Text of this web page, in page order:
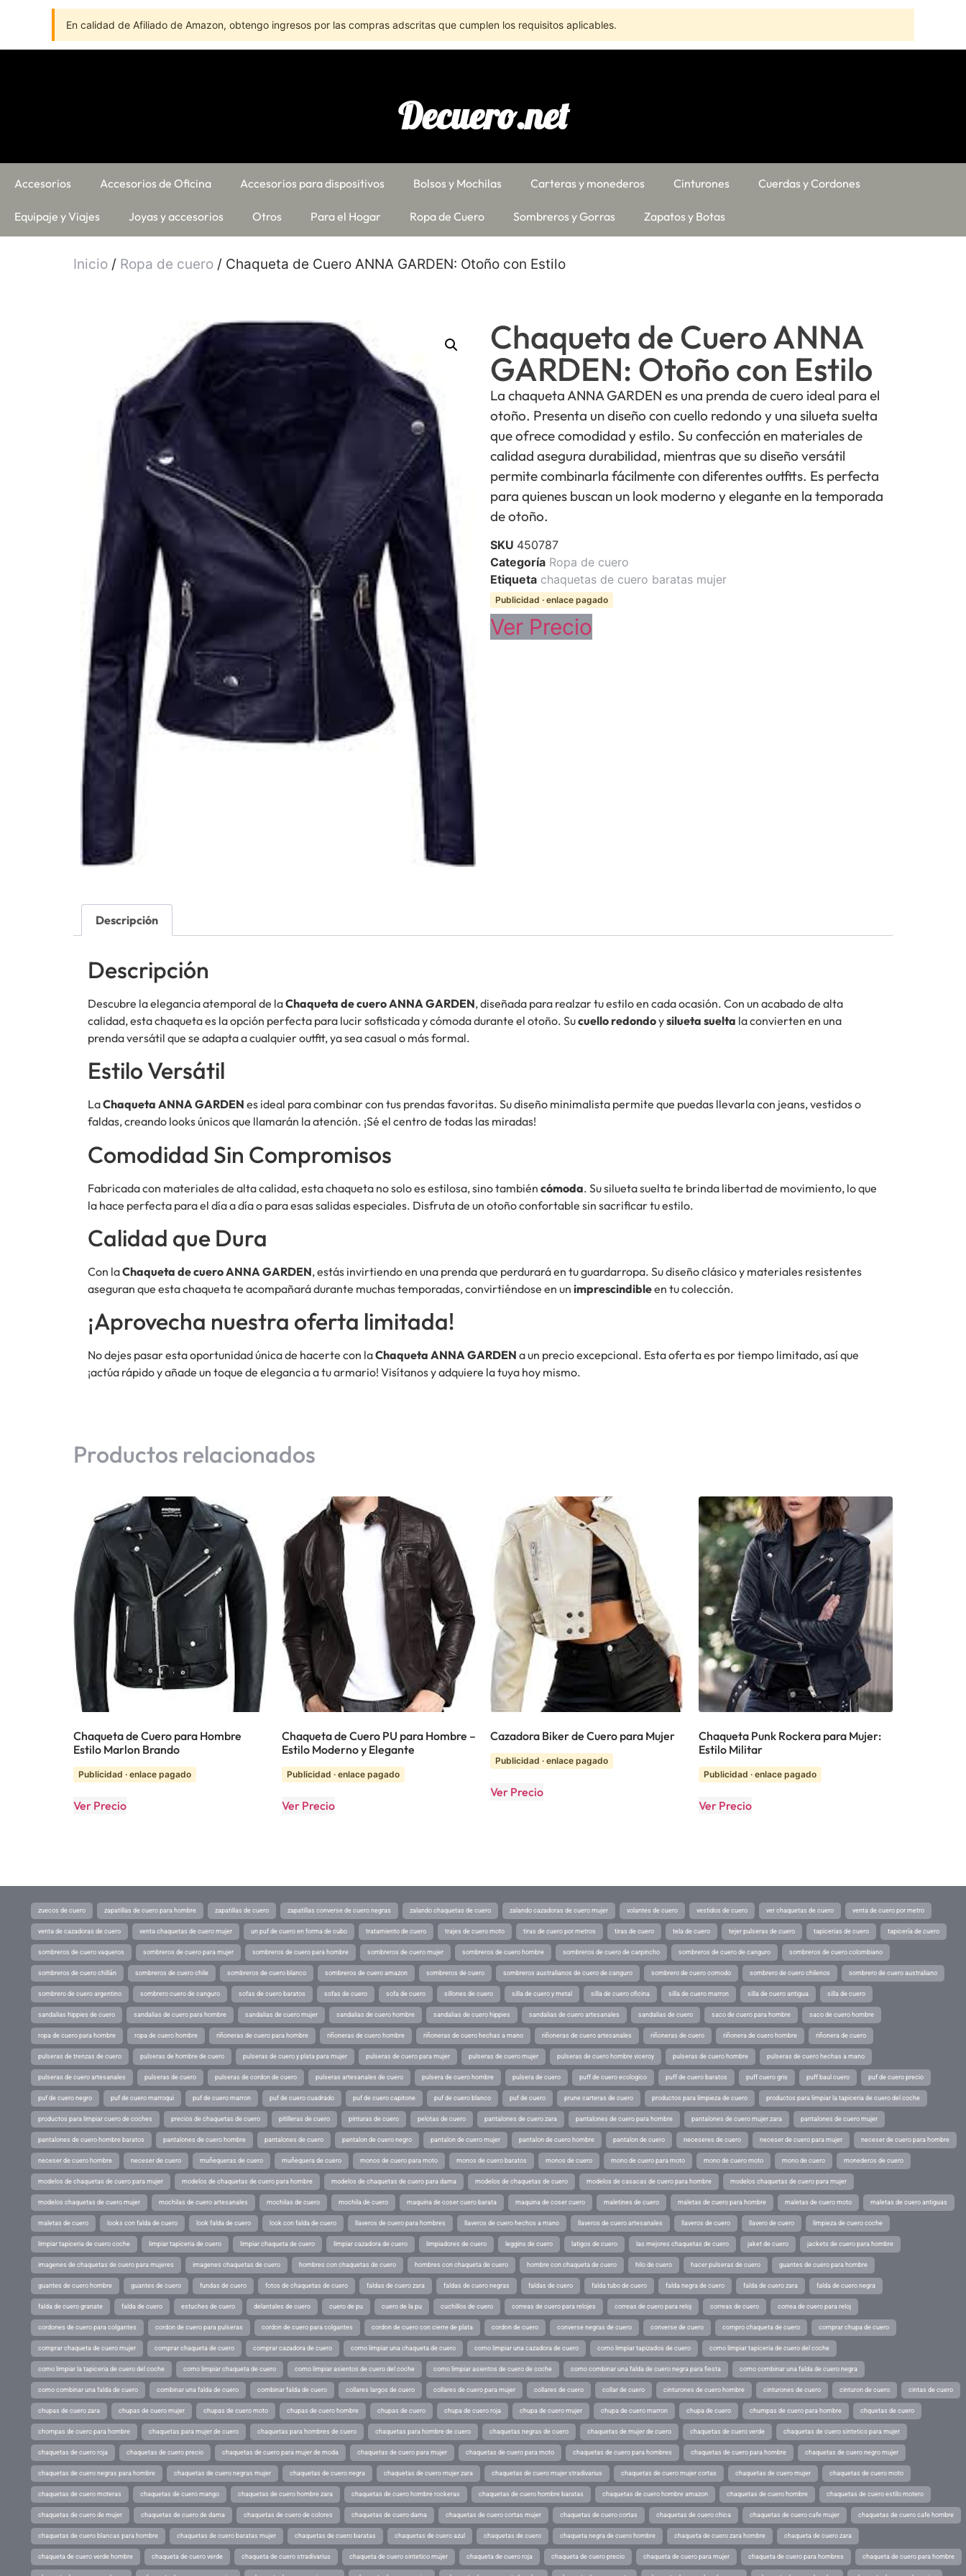
En calidad de Afiliado de Amazon, obtengo ingresos por las compras adscritas que cumplen los requisitos aplicables.
Decuero.net
Accesorios Accesorios de Oficina Accesorios para dispositivos Bolsos y Mochilas Carteras y monederos Cinturones Cuerdas y Cordones
Equipaje y Viajes Joyas y accesorios Otros Para el Hogar Ropa de Cuero Sombreros y Gorras Zapatos y Botas
Inicio / Ropa de cuero / Chaqueta de Cuero ANNA GARDEN: Otoño con Estilo
Chaqueta de Cuero ANNA
GARDEN: Otoño con Estilo
La chaqueta ANNA GARDEN es una prenda de cuero ideal para el
otoño. Presenta un diseño con cuello redondo y una silueta suelta
que ofrece comodidad y estilo. Su confección en materiales de
calidad asegura durabilidad, mientras que su diseño versátil
permite combinarla fácilmente con diferentes outfits. Es perfecta
para quienes buscan un look moderno y elegante en la temporada
de otoño.
SKU 450787
Categoría Ropa de cuero
Etiqueta chaquetas de cuero baratas mujer
Publicidad · enlace pagado
Ver Precio
Descripción
Descripción
Descubre la elegancia atemporal de laChaqueta de cuero ANNA GARDEN, diseñada para realzar tu estilo en cada ocasión. Con un acabado de alta
calidad, esta chaqueta es la opción perfecta para lucir sofisticada y cómoda durante el otoño. Sucuello redondoysilueta suelta la convierten en una
prenda versátil que se adapta a cualquier outfit, ya sea casual o más formal.
Estilo Versátil
LaChaqueta ANNA GARDEN es ideal para combinar con tus prendas favoritas. Su diseño minimalista permite que puedas llevarla con jeans, vestidos o
faldas, creando looks únicos que llamarán la atención. ¡Sé el centro de todas las miradas!
Comodidad Sin Compromisos
Fabricada con materiales de alta calidad, esta chaqueta no solo es estilosa, sino también cómoda. Su silueta suelta te brinda libertad de movimiento, lo que
la hace perfecta para el día a día o para esas salidas especiales. Disfruta de un otoño confortable sin sacrificar tu estilo.
Calidad que Dura
Con laChaqueta de cuero ANNA GARDEN, estás invirtiendo en una prenda que perdurará en tu guardarropa. Su diseño clásico y materiales resistentes
aseguran que esta chaqueta te acompañará durante muchas temporadas, convirtiéndose en un imprescindibleen tu colección.
¡Aprovecha nuestra oferta limitada!
No dejes pasar esta oportunidad única de hacerte con laChaqueta ANNA GARDEN a un precio excepcional. Esta oferta es por tiempo limitado, así que
¡actúa rápido y añade un toque de elegancia a tu armario! Visítanos y adquiere la tuya hoy mismo.
Productos relacionados
Chaqueta de Cuero para Hombre
Estilo Marlon Brando
Publicidad · enlace pagado
Ver Precio
Chaqueta de Cuero PU para Hombre –
Estilo Moderno y Elegante
Publicidad · enlace pagado
Ver Precio
Cazadora Biker de Cuero para Mujer
Publicidad · enlace pagado
Ver Precio
Chaqueta Punk Rockera para Mujer:
Estilo Militar
Publicidad · enlace pagado
Ver Precio
zuecos de cuero zapatillas de cuero para hombre zapatillas de cuero zapatillas converse de cuero negras zalando chaquetas de cuero zalando cazadoras de cuero mujer volantes de cuero vestidos de cuero ver chaquetas de cuero venta de cuero por metro
venta de cazadoras de cuero venta chaquetas de cuero mujer un puf de cuero en forma de cubo tratamiento de cuero trajes de cuero moto tiras de cuero por metros tiras de cuero tela de cuero tejer pulseras de cuero tapicerias de cuero tapicería de cuero
sombreros de cuero vaqueros sombreros de cuero para mujer sombreros de cuero para hombre sombreros de cuero mujer sombreros de cuero hombre sombreros de cuero de carpincho sombreros de cuero de canguro sombreros de cuero colombiano
sombreros de cuero chillán sombreros de cuero chile sombreros de cuero blanco sombreros de cuero amazon sombreros de cuero sombreros australianos de cuero de canguro sombrero de cuero comodo sombrero de cuero chilenos sombrero de cuero australiano
sombrero de cuero argentino sombrero cuero de canguro sofas de cuero baratos sofas de cuero sofa de cuero sillones de cuero silla de cuero y metal silla de cuero oficina silla de cuero marron silla de cuero antigua silla de cuero
sandalias hippies de cuero sandalias de cuero para hombre sandalias de cuero mujer sandalias de cuero hombre sandalias de cuero hippies sandalias de cuero artesanales sandalias de cuero saco de cuero para hombre saco de cuero hombre
ropa de cuero para hombre ropa de cuero hombre riñoneras de cuero para hombre riñoneras de cuero hombre riñoneras de cuero hechas a mano riñoneras de cuero artesanales riñoneras de cuero riñonera de cuero hombre riñonera de cuero
pulseras de trenzas de cuero pulseras de hombre de cuero pulseras de cuero y plata para mujer pulseras de cuero para mujer pulseras de cuero mujer pulseras de cuero hombre viceroy pulseras de cuero hombre pulseras de cuero hechas a mano
pulseras de cuero artesanales pulseras de cuero pulseras de cordon de cuero pulseras artesanales de cuero pulsera de cuero hombre pulsera de cuero puff de cuero ecologico puff de cuero baratos puff cuero gris puff baul cuero puf de cuero precio
puf de cuero negro puf de cuero marroqui puf de cuero marron puf de cuero cuadrado puf de cuero capitone puf de cuero blanco puf de cuero prune carteras de cuero productos para limpieza de cuero productos para limpiar la tapiceria de cuero del coche
productos para limpiar cuero de coches precios de chaquetas de cuero pitilleras de cuero pinturas de cuero pelotas de cuero pantalones de cuero zara pantalones de cuero para hombre pantalones de cuero mujer zara pantalones de cuero mujer
pantalones de cuero hombre baratos pantalones de cuero hombre pantalones de cuero pantalon de cuero negro pantalon de cuero mujer pantalon de cuero hombre pantalon de cuero neceseres de cuero neceser de cuero para mujer neceser de cuero para hombre
neceser de cuero hombre neceser de cuero muñequeras de cuero muñequera de cuero monos de cuero para moto monos de cuero baratos monos de cuero mono de cuero para moto mono de cuero moto mono de cuero monederos de cuero
modelos de chaquetas de cuero para mujer modelos de chaquetas de cuero para hombre modelos de chaquetas de cuero para dama modelos de chaquetas de cuero modelos de casacas de cuero para hombre modelos chaquetas de cuero para mujer
modelos chaquetas de cuero mujer mochilas de cuero artesanales mochilas de cuero mochila de cuero maquina de coser cuero barata maquina de coser cuero maletines de cuero maletas de cuero para hombre maletas de cuero moto maletas de cuero antiguas
maletas de cuero looks con falda de cuero look falda de cuero look con falda de cuero llaveros de cuero para hombres llaveros de cuero hechos a mano llaveros de cuero artesanales llaveros de cuero llavero de cuero limpieza de cuero coche
limpiar tapiceria de cuero coche limpiar tapiceria de cuero limpiar chaqueta de cuero limpiar cazadora de cuero limpiadores de cuero leggins de cuero latigos de cuero las mejores chaquetas de cuero jaket de cuero jackets de cuero para hombre
imagenes de chaquetas de cuero para mujeres imagenes chaquetas de cuero hombres con chaquetas de cuero hombres con chaqueta de cuero hombre con chaqueta de cuero hilo de cuero hacer pulseras de cuero guantes de cuero para hombre
guantes de cuero hombre guantes de cuero fundas de cuero fotos de chaquetas de cuero faldas de cuero zara faldas de cuero negras faldas de cuero falda tubo de cuero falda negra de cuero falda de cuero zara falda de cuero negra
falda de cuero granate falda de cuero estuches de cuero delantales de cuero cuero de pu cuero de la pu cuchillos de cuero correas de cuero para relojes correas de cuero para reloj correas de cuero correa de cuero para reloj
cordones de cuero para colgantes cordon de cuero para pulseras cordon de cuero para colgantes cordon de cuero con cierre de plata cordon de cuero converse negras de cuero converse de cuero compro chaqueta de cuero comprar chupa de cuero
comprar chaqueta de cuero mujer comprar chaqueta de cuero comprar cazadora de cuero como limpiar una chaqueta de cuero como limpiar una cazadora de cuero como limpiar tapizados de cuero como limpiar tapiceria de cuero del coche
como limpiar la tapiceria de cuero del coche como limpiar chaqueta de cuero como limpiar asientos de cuero del coche como limpiar asientos de cuero de coche como combinar una falda de cuero negra para fiesta como combinar una falda de cuero negra
como combinar una falda de cuero combinar una falda de cuero combinar falda de cuero collares largos de cuero collares de cuero para mujer collares de cuero collar de cuero cinturones de cuero hombre cinturones de cuero cinturon de cuero cintas de cuero
chupas de cuero zara chupas de cuero mujer chupas de cuero moto chupas de cuero hombre chupas de cuero chupa de cuero roja chupa de cuero mujer chupa de cuero marron chupa de cuero chumpas de cuero para hombre chquetas de cuero
chompas de cuero para hombre chaquetas para mujer de cuero chaquetas para hombres de cuero chaquetas para hombre de cuero chaquetas negras de cuero chaquetas de mujer de cuero chaquetas de cuero verde chaquetas de cuero sintetico para mujer
chaquetas de cuero roja chaquetas de cuero precio chaquetas de cuero para mujer de moda chaquetas de cuero para mujer chaquetas de cuero para moto chaquetas de cuero para hombres chaquetas de cuero para hombre chaquetas de cuero negro mujer
chaquetas de cuero negras para hombre chaquetas de cuero negras mujer chaquetas de cuero negra chaquetas de cuero mujer zara chaquetas de cuero mujer stradivarius chaquetas de cuero mujer cortas chaquetas de cuero mujer chaquetas de cuero moto
chaquetas de cuero moteras chaquetas de cuero mango chaquetas de cuero hombre zara chaquetas de cuero hombre rockeras chaquetas de cuero hombre baratas chaquetas de cuero hombre amazon chaquetas de cuero hombre chaquetas de cuero estilo motero
chaquetas de cuero de mujer chaquetas de cuero de dama chaquetas de cuero de colores chaquetas de cuero dama chaquetas de cuero cortas mujer chaquetas de cuero cortas chaquetas de cuero chica chaquetas de cuero cafe mujer chaquetas de cuero cafe hombre
chaquetas de cuero blancas para hombre chaquetas de cuero baratas mujer chaquetas de cuero baratas chaquetas de cuero azul chaquetas de cuero chaqueta negra de cuero hombre chaqueta de cuero zara hombre chaqueta de cuero zara
chaqueta de cuero verde hombre chaqueta de cuero verde chaqueta de cuero stradivarius chaqueta de cuero sintetico mujer chaqueta de cuero roja chaqueta de cuero precio chaqueta de cuero para mujer chaqueta de cuero para hombres chaqueta de cuero para hombre